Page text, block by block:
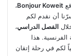
Bonjour Koweit،
أن نقدم لكم
الفصل الدراسي،
هذا
لكم في رحلة إتقان